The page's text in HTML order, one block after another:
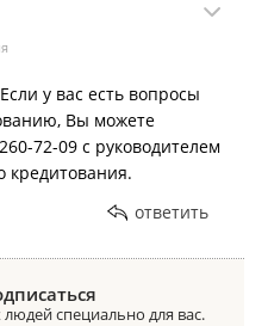
у вас есть вопросы
Вы можете
72-09 с руководителем
кредитования.
ответить
специально для вас.